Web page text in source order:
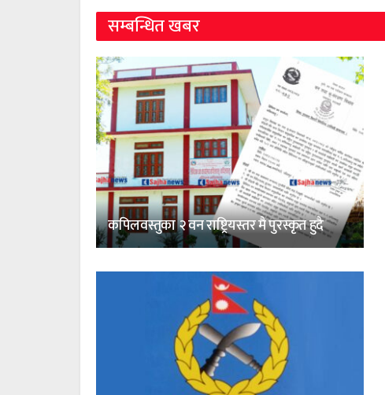
सम्बन्धित खबर
कपिलवस्तुका २ वन राष्ट्रियस्तर मै पुरस्कृत हुदै